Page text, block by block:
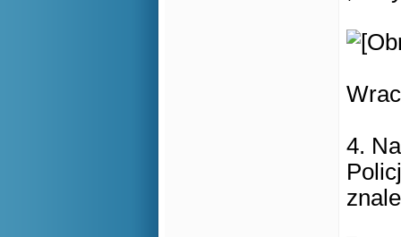
4.